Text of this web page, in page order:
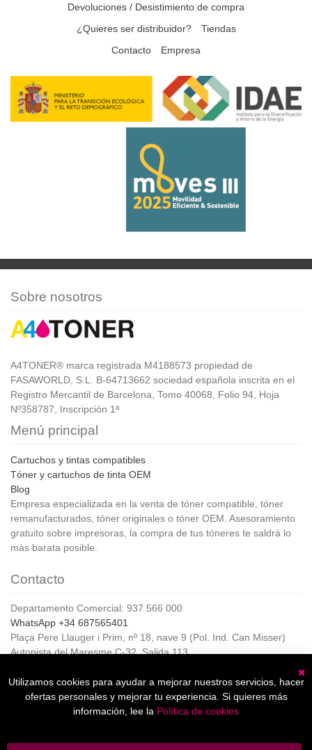
Devoluciones / Desistimiento de compra
¿Quieres ser distribuidor?
Tiendas
Contacto
Empresa
Sobre nosotros
A4TONER® marca registrada M4188573 propiedad de
FASAWORLD, S.L. B-64713662 sociedad española inscrita en el
Registro Mercantil de Barcelona, Tomo 40068, Folio 94, Hoja
Nº358787, Inscripción 1ª
Menú principal
Cartuchos y tintas compatibles
Tóner y cartuchos de tinta OEM
Blog
Empresa especializada en la venta de tóner compatible, tóner
remanufacturados, tóner originales o tóner OEM. Asesoramiento
gratuito sobre impresoras, la compra de tus tóneres te saldrá lo
más barata posible.
Contacto
Departamento Comercial: 937 566 000
WhatsApp +34 687565401
Plaça Pere Llauger i Prim, nº 18, nave 9 (Pol. Ind. Can Misser)
Autopista del Maresme C-32, Salida 113
Horario de Atención al cliente:
De lunes a jueves de 8:00 a 17:00,
Viernes de 8:00 a 15:00
Utilizamos cookies para ayudar a mejorar nuestros servicios, hacer
ofertas personales y mejorar tu experiencia. Si quieres más
información, lee la Política de cookies